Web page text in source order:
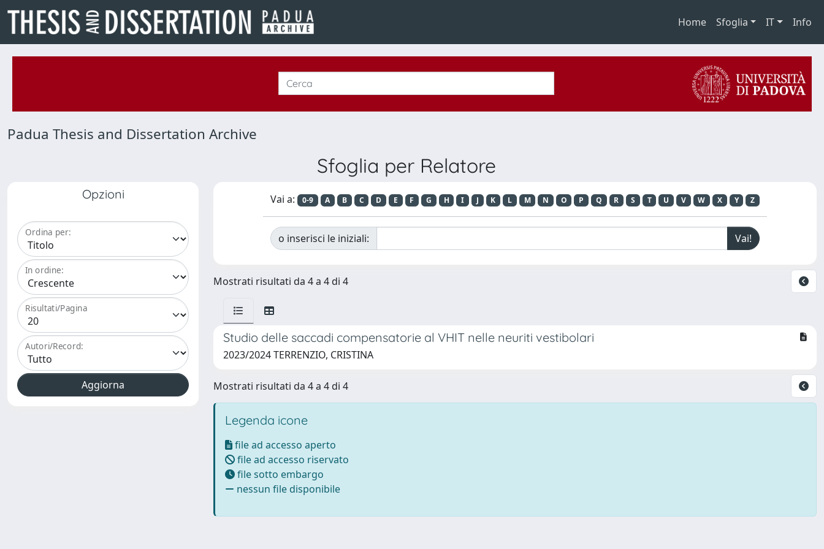
Home Sfoglia IT Info
Padua Thesis and Dissertation Archive
Sfoglia per Relatore
Opzioni
Ordina per:
In ordine:
Risultati/Pagina
Autori/Record:
Vai a: 0-9 A B C D E F G H I J K L M N O P Q R S T U V W X Y Z
o inserisci le iniziali:
Mostrati risultati da 4 a 4 di 4
Studio delle saccadi compensatorie al VHIT nelle neuriti vestibolari
2023/2024 TERRENZIO, CRISTINA
Mostrati risultati da 4 a 4 di 4
Legenda icone
file ad accesso aperto
file ad accesso riservato
file sotto embargo
nessun file disponibile